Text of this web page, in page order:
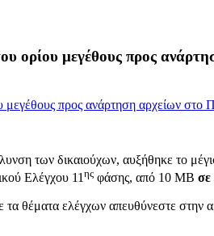
ορίου μεγέθους προς
των δικαιούχων, αυξήθηκε το
Ελέγχου 11ης φάσης, από 10 MB σε
τα θέματα ελέγχων απευθύνεστε